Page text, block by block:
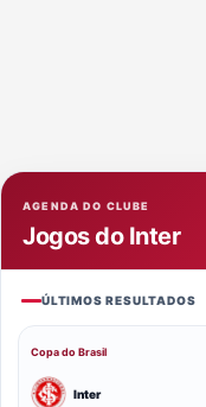
AGENDA DO CLUBE
Jogos do Inter
ÚLTIMOS RESULTADOS
Copa do Brasil
Inter